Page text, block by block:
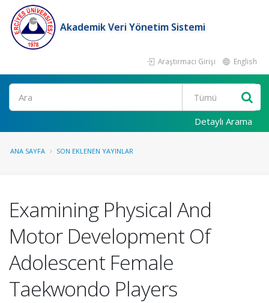
Akademik Veri Yönetim Sistemi
Araştırmacı Girişi English
Ara
Detaylı Arama
ANA SAYFA SON EKLENEN YAYINLAR
Examining Physical And
Motor Development Of
Adolescent Female
Taekwondo Players